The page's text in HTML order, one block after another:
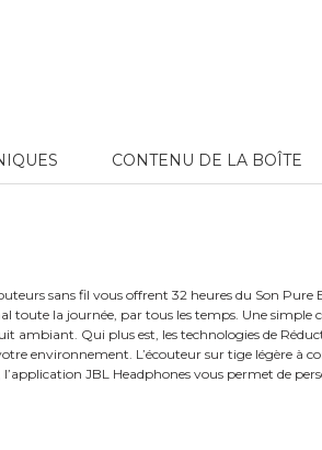
sans fil vous offrent 32 heures du Son Pure
toute la journée, par tous les temps. Une
ambiant. Qui plus est, les technologies de
environnement. L’écouteur sur tige légère à
JBL Headphones vous permet de
CONTENU DE LA BOÎTE